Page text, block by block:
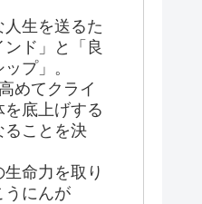
人生を送るた
ド」と「良
プ」。
めてクライ
底上げする
ることを決
命力を取り
うにんが